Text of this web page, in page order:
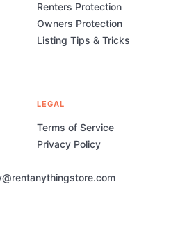
Renters Protection
Owners Protection
Listing Tips & Tricks
LEGAL
Terms of Service
Privacy Policy